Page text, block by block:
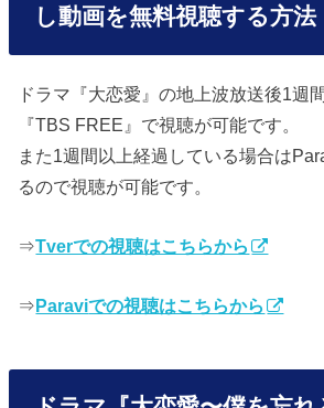
し動画を無料視聴する方法
ドラマ『大恋愛』の地上波放送後1週
『TBS FREE』で視聴が可能です。
また1週間以上経過している場合は
るので視聴が可能です。
⇒Tverでの視聴はこちらから
⇒ Paraviでの視聴はこちらから